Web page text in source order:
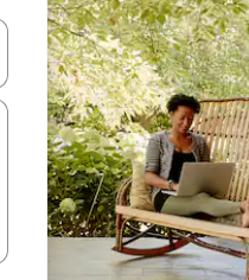
스와이프 동작으로 탐색하세요.